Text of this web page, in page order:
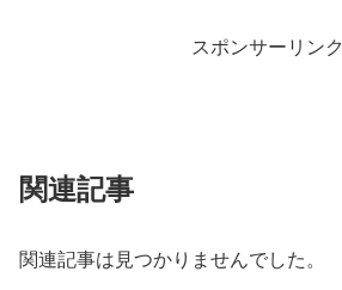
スポンサーリンク
関連記事
関連記事は見つかりませんでした。